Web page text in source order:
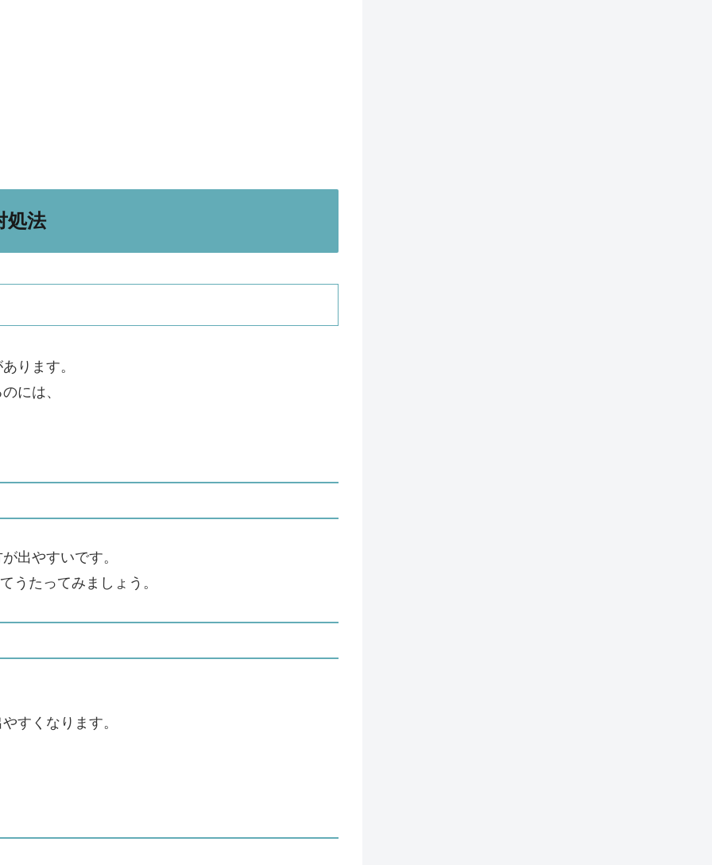
処法
ります。
には、
出やすいです。
うたってみましょう。
すくなります。